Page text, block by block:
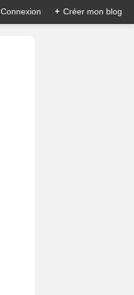
Connexion + Créer mon blog